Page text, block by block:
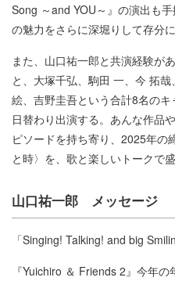
Song ～and YOU～』の演出も
の魅力をさらに深堀りして存分に
また、山口祐一郎と共演経験が
と、大塚千弘、駒田 一、今 拓
絵、吉野圭吾という合計8名の
日替わり出演する。あんな作品
ピソードを持ち寄り、2025年の
と時〉を、歌と楽しいトークで盛
山口祐一郎 メッセージ
「Singing! Talking! and big
『Yuichiro ＆ Friends 2』今年